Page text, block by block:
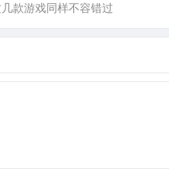
款游戏同样不容错过